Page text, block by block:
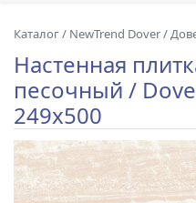
Каталог/ NewTrend Dover/
Настенная
песочный /
249x500